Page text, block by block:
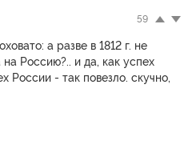
59
а разве в 1812 г. не
Россию?.. и да, как успех
России - так повезло. скучно,